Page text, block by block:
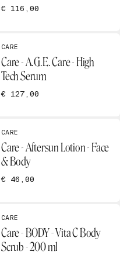
€ 116,00
CARE
Care - A.G.E. Care - High
Tech Serum
€ 127,00
CARE
Care - Aftersun Lotion - Face
& Body
€ 46,00
CARE
Care - BODY - Vita C Body
Scrub - 200 ml